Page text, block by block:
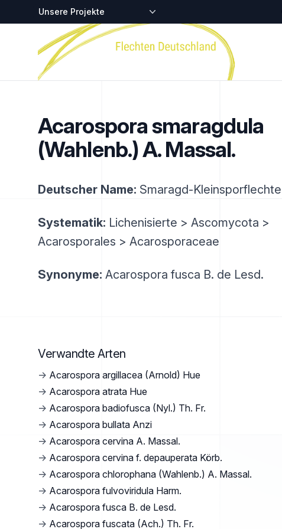
Zentralstellen-Projekte
Startseite
Acarospora smaragdula
(Wahlenb.) A. Massal.
Deutscher Name: Smaragd-Kleinsporflechte
Systematik: Lichenisierte > Ascomycota >
Acarosporales > Acarosporaceae
Synonyme: Acarospora fusca B. de Lesd.
Verwandte Arten
→ Acarospora argillacea (Arnold) Hue
→ Acarospora atrata Hue
→ Acarospora badiofusca (Nyl.) Th. Fr.
→ Acarospora bullata Anzi
→ Acarospora cervina A. Massal.
→ Acarospora cervina f. depauperata Körb.
→ Acarospora chlorophana (Wahlenb.) A. Massal.
→ Acarospora fulvoviridula Harm.
→ Acarospora fusca B. de Lesd.
→ Acarospora fuscata (Ach.) Th. Fr.